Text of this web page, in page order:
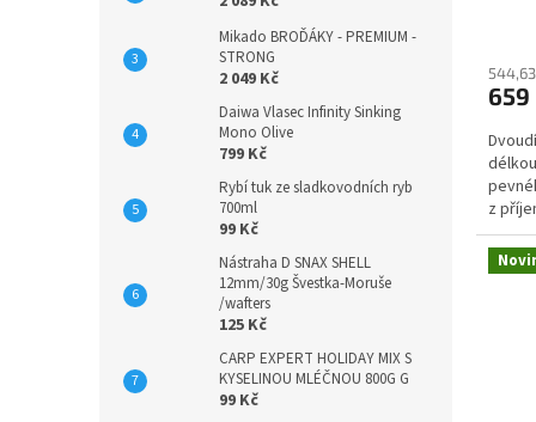
Mikado BROĎÁKY - PREMIUM -
STRONG
2 049 Kč
Daiwa Vlasec Infinity Sinking
Mono Olive
799 Kč
Rybí tuk ze sladkovodních ryb
700ml
99 Kč
Nástraha D SNAX SHELL
12mm/30g Švestka-Moruše
/wafters
125 Kč
CARP EXPERT HOLIDAY MIX S
KYSELINOU MLÉČNOU 800G G
99 Kč
659
z